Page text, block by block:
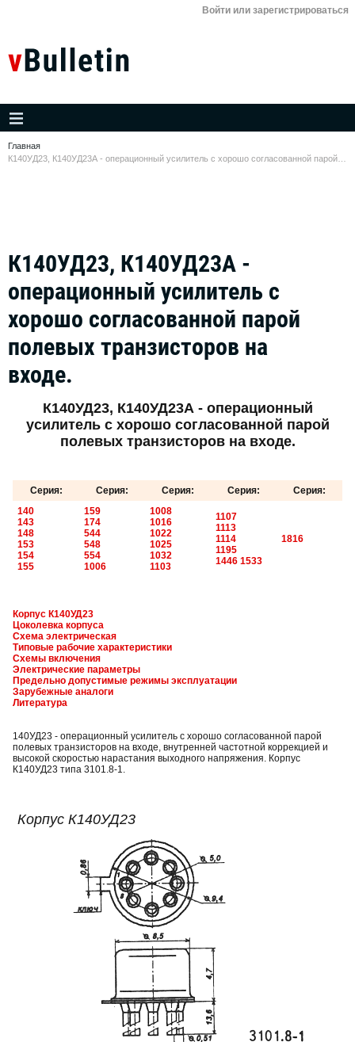
Войти или зарегистрироваться
Главная
К140УД23, К140УД23А -
операционный усилитель с
хорошо согласованной парой
полевых транзисторов на
входе.
К140УД23, К140УД23А - операционный
усилитель с хорошо согласованной парой
полевых транзисторов на входе.
Серия: Серия: Серия: Серия:
Серия:
140
143
148
153
154
155
159
174
544
548
554
1006
1008
1016
1022
1025
1032
1103
1107
1113
1114
1195
1446 1533
1816
Корпус К140УД23
Цоколевка корпуса
Схема электрическая
Типовые рабочие характеристики
Схемы включения
Электрические параметры
Предельно допустимые режимы эксплуатации
Зарубежные аналоги
Литература
140УД23 - операционный усилитель с хорошо согласованной парой
полевых транзисторов на входе, внутренней частотной коррекцией и
высокой скоростью нарастания выходного напряжения. Корпус
К140УД23 типа 3101.8-1.
Корпус К140УД23